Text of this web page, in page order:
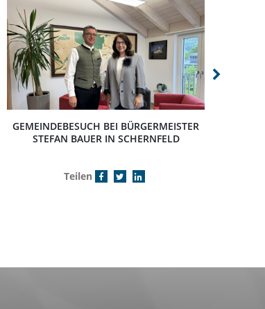
GEMEINDEBESUCH BEI BÜRGERMEISTER
STEFAN BAUER IN SCHERNFELD
Teilen